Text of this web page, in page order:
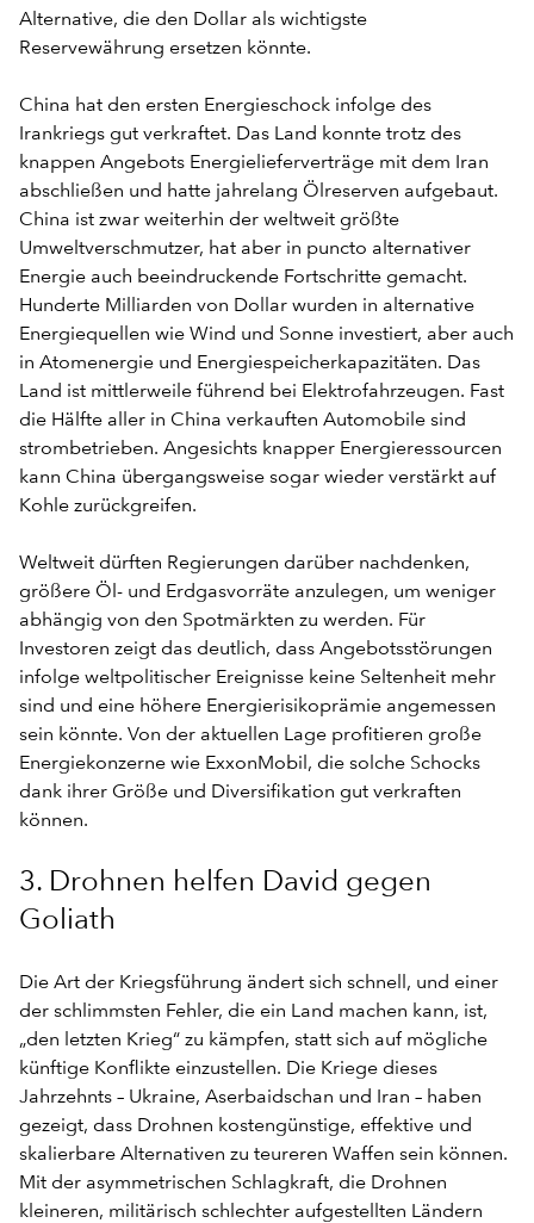
Alternative, die den Dollar als wichtigste
Reservewährung ersetzen könnte.
China hat den ersten Energieschock infolge des
Irankriegs gut verkraftet. Das Land konnte trotz des
knappen Angebots Energielieferverträge mit dem Iran
abschließen und hatte jahrelang Ölreserven aufgebaut.
China ist zwar weiterhin der weltweit größte
Umweltverschmutzer, hat aber in puncto alternativer
Energie auch beeindruckende Fortschritte gemacht.
Hunderte Milliarden von Dollar wurden in alternative
Energiequellen wie Wind und Sonne investiert, aber auch
in Atomenergie und Energiespeicherkapazitäten. Das
Land ist mittlerweile führend bei Elektrofahrzeugen. Fast
die Hälfte aller in China verkauften Automobile sind
strombetrieben. Angesichts knapper Energieressourcen
kann China übergangsweise sogar wieder verstärkt auf
Kohle zurückgreifen.
Weltweit dürften Regierungen darüber nachdenken,
größere Öl- und Erdgasvorräte anzulegen, um weniger
abhängig von den Spotmärkten zu werden. Für
Investoren zeigt das deutlich, dass Angebotsstörungen
infolge weltpolitischer Ereignisse keine Seltenheit mehr
sind und eine höhere Energierisikoprämie angemessen
sein könnte. Von der aktuellen Lage profitieren große
Energiekonzerne wie ExxonMobil, die solche Schocks
dank ihrer Größe und Diversifikation gut verkraften
können.
3. Drohnen helfen David gegen
Goliath
Die Art der Kriegsführung ändert sich schnell, und einer
der schlimmsten Fehler, die ein Land machen kann, ist,
„den letzten Krieg“ zu kämpfen, statt sich auf mögliche
künftige Konflikte einzustellen. Die Kriege dieses
Jahrzehnts – Ukraine, Aserbaidschan und Iran – haben
gezeigt, dass Drohnen kostengünstige, effektive und
skalierbare Alternativen zu teureren Waffen sein können.
Mit der asymmetrischen Schlagkraft, die Drohnen
kleineren, militärisch schlechter aufgestellten Ländern